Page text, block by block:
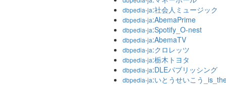
dbpedia-ja:社会人ミュージック
dbpedia-ja:AbemaPrime
dbpedia-ja:Spotify_O-nest
dbpedia-ja:AbemaTV
dbpedia-ja:クロレッツ
dbpedia-ja:栃木トヨタ
dbpedia-ja:DLEパブリッシング
dbpedia-ja:いとうせいこう